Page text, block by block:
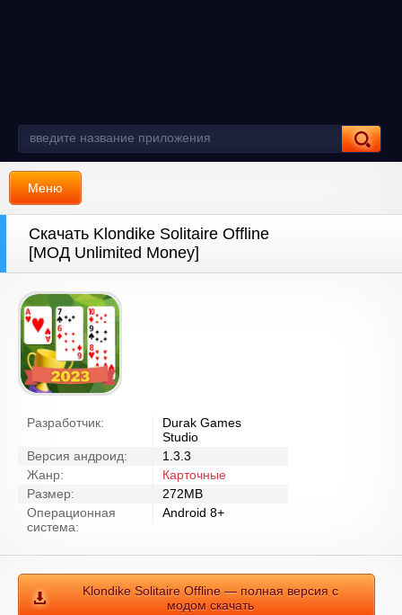
Меню
Скачать Klondike Solitaire Offline
[МОД Unlimited Money]
Разработчик:
Durak Games
Studio
Версия андроид:
1.3.3
Жанр:
Карточные
Размер:
272MB
Операционная
система:
Android 8+
Klondike Solitaire Offline — полная версия с
модом скачать